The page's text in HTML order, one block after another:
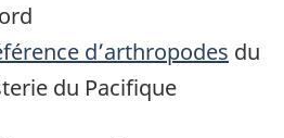
d’arthropodes du
du Pacifique